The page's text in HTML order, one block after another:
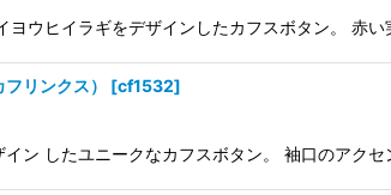
ウヒイラギをデザインしたカフスボタン。 赤
リンクス） [cf1532]
ン したユニークなカフスボタン。 袖口のアク